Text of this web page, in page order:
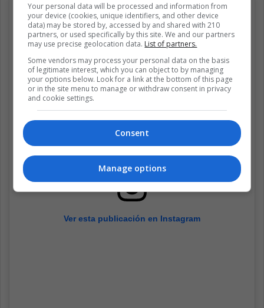
Ver esta publicación en Instagram
Your personal data will be processed and information from
your device (cookies, unique identifiers, and other device
data) may be stored by, accessed by and shared with 210
partners, or used specifically by this site. We and our partners
may use precise geolocation data. List of partners.
Some vendors may process your personal data on the basis
of legitimate interest, which you can object to by managing
your options below. Look for a link at the bottom of this page
or in the site menu to manage or withdraw consent in privacy
and cookie settings.
Consent
Manage options